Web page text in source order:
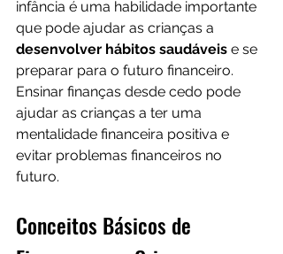
infância é uma habilidade importante
que pode ajudar as crianças a
desenvolver hábitos saudáveis ​​ e se
preparar para o futuro financeiro.
Ensinar finanças desde cedo pode
ajudar as crianças a ter uma
mentalidade financeira positiva e
evitar problemas financeiros no
futuro.
Conceitos Básicos de